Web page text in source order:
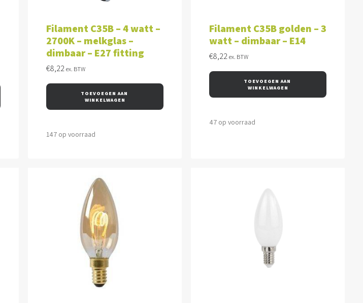
Filament C35B – 4 watt –
2700K – melkglas –
dimbaar – E27 fitting
€8,22 ex. BTW
TOEVOEGEN AAN
WINKELWAGEN
147 op voorraad
Filament C35B golden – 3
watt – dimbaar – E14
€8,22 ex. BTW
TOEVOEGEN AAN
WINKELWAGEN
47 op voorraad